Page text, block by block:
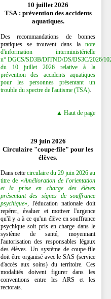
10 juillet 2026
TSA : prévention des accidents
aquatiques.
Des recommandations de bonnes
pratiques se trouvent dans lanote
d'information interministérielle
n° DGCS/SD3B/DITND/DS/DS3C/2026/
du 10 juillet 2026 relative à la
prévention des accidents aquatiques
pour les personnes présentant un
trouble du spectre de l'autisme (TSA).
▲ Haut de page
29 juin 2026
Circulaire "coupe-file" pour les
élèves.
Dans cette circulaire du 29 juin 2026 au
titre de «Amélioration de l'orientation
et la prise en charge des élèves
présentant des signes de souffrance
psychique», l'éducation nationale doit
repérer, évaluer et motiver l'urgence
qu'il y a à ce qu'un élève en souffrance
psychique soit pris en charge dans le
système de santé, moyennant
l'autorisation des responsables légaux
des élèves. Un système de coupe-file
doit être organisé avec le SAS (service
d'accès aux soins) du territoire. Ces
modalités doivent figurer dans les
conventions entre les ARS et les
rectorats.